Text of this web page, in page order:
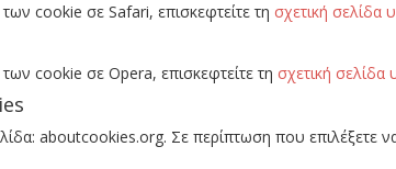
cookie σε Safari, επισκεφτείτε τη σχετική σελίδα
cookie σε Opera, επισκεφτείτε τη σχετική
aboutcookies.org. Σε περίπτωση που επιλέξετε